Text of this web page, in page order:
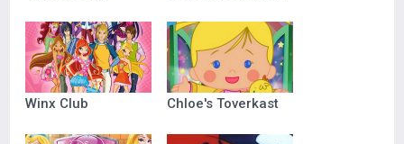
Winx Club Chloe's Toverkast